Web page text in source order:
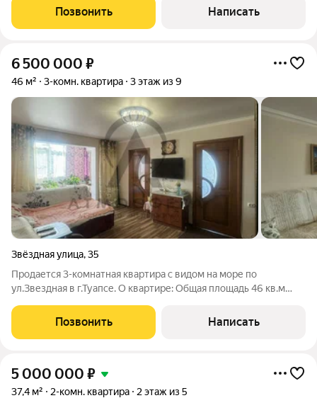
центральные Инфраструктура: В шаговой доступности
Магазины Школа Детский сад Аптека
Позвонить Написать
6 500 000 ₽
46 м² 3-комн. квартира 3 этаж из 9
Звёздная улица,35
Продается 3-комнатная квартира с видом на море по
ул.Звездная в г.Туапсе. О квартире: Общая площадь 46 кв.м
Коммуникации: Все центральные Инфраструктура: В шаговой
доступности Магазины Школа
Позвонить Написать
5 000 000 ₽
37,4 м² 2-комн. квартира 2 этаж из 5